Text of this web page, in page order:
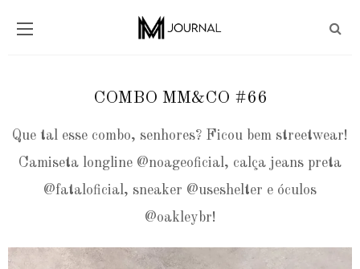
COMBO MM&CO #66
Que tal esse combo, senhores? Ficou bem streetwear!
Camiseta longline @noageoficial, calça jeans preta
@fataloficial, sneaker @useshelter e óculos
@oakleybr!